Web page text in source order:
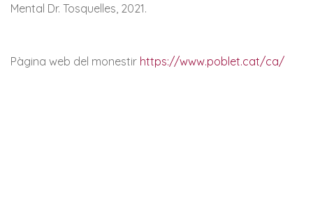
Mental Dr. Tosquelles, 2021.
Pàgina web del monestir https://www.poblet.cat/ca/